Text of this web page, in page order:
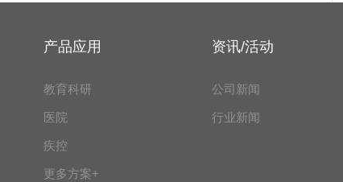
产品应用
教育科研
医院
疾控
更多方案+
资讯/活动
公司新闻
行业新闻